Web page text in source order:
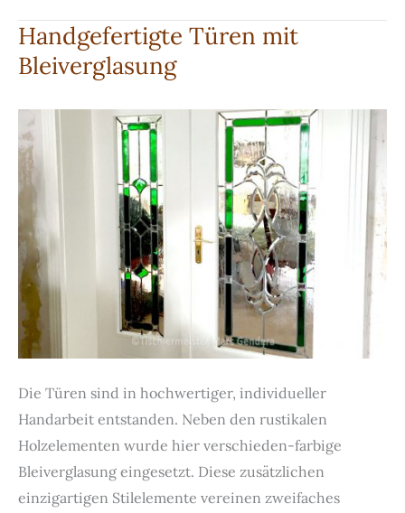
Multiplex
Handgefertigte Türen mit
Bleiverglasung
Die Türen sind in hochwertiger, individueller
Handarbeit entstanden. Neben den rustikalen
Holzelementen wurde hier verschieden-farbige
Bleiverglasung eingesetzt. Diese zusätzlichen
einzigartigen Stilelemente vereinen zweifaches